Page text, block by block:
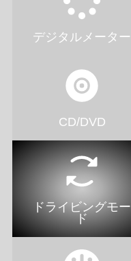
デジタルメーター
CD/DVD
ドライビングモー
ド